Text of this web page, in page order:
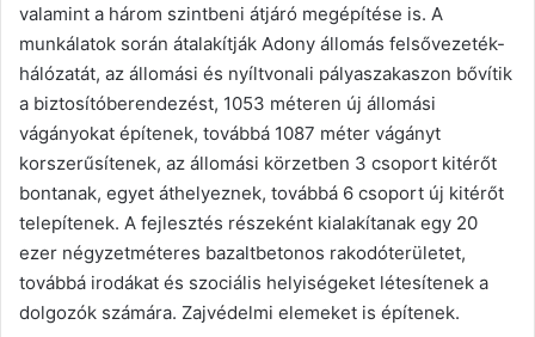
valamint a három szintbeni átjáró megépítése is. A
munkálatok során átalakítják Adony állomás felsővezeték-
hálózatát, az állomási és nyíltvonali pályaszakaszon bővítik
a biztosítóberendezést, 1053 méteren új állomási
vágányokat építenek, továbbá 1087 méter vágányt
korszerűsítenek, az állomási körzetben 3 csoport kitérőt
bontanak, egyet áthelyeznek, továbbá 6 csoport új kitérőt
telepítenek. A fejlesztés részeként kialakítanak egy 20
ezer négyzetméteres bazaltbetonos rakodóterületet,
továbbá irodákat és szociális helyiségeket létesítenek a
dolgozók számára. Zajvédelmi elemeket is építenek.